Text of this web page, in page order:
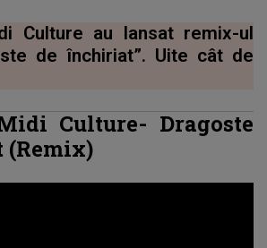
Culture au lansat remix-ul
de închiriat”. Uite cât de
Culture- Dragoste
(Remix)